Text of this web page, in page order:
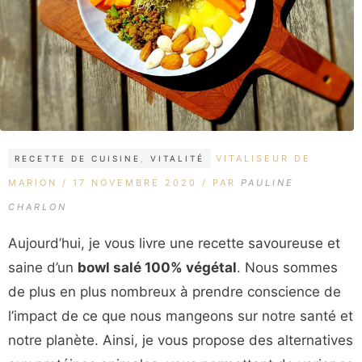
RECETTE DE CUISINE
VITALITÉ VITALISEUR DE
MARION 17 NOVEMBRE 2020 PAR PAULINE
CHARLON
Aujourd’hui, je vous livre une recette savoureuse et
saine d’un bowl salé 100% végétal. Nous sommes
de plus en plus nombreux à prendre conscience de
l’impact de ce que nous mangeons sur notre santé et
notre planète. Ainsi, je vous propose des alternatives